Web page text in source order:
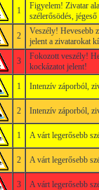
1
Figyelem! Zivatar
szélerősödés,
2
Veszély! Hevesebb
jelent a zivatarokat
3
Fokozott veszély!
kockázatot jelent!
1 Intenzív záporból,
2 Intenzív záporból,
1 A várt legerősebb
2 A várt legerősebb
3 A várt legerősebb